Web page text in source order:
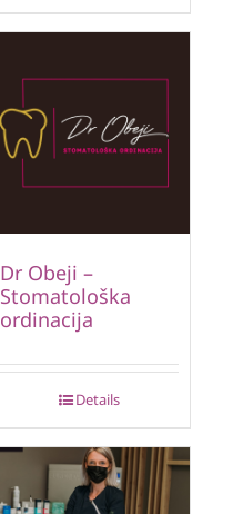
Dr Obeji –
Stomatološka
ordinacija
Details